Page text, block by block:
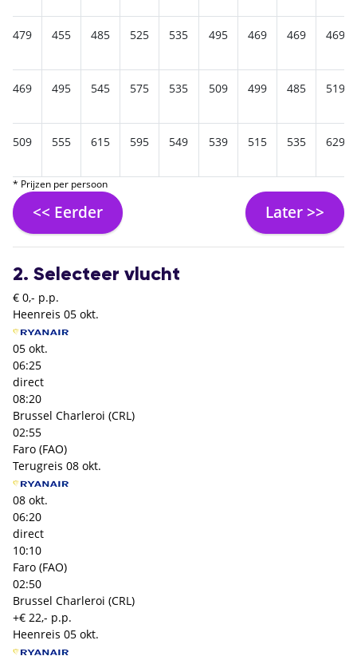
479 455 485 525 535 495 469 469 469
469 495 545 575 535 509 499 485 519
509 555 615 595 549 539 515 535 629
* Prijzen per persoon
<< Eerder Later >>
2. Selecteer vlucht
€ 0,- p.p.
Heenreis 05 okt.
05 okt.
06:25
direct
08:20
Brussel Charleroi (CRL)
02:55
Faro (FAO)
Terugreis 08 okt.
08 okt.
06:20
direct
10:10
Faro (FAO)
02:50
Brussel Charleroi (CRL)
+€ 22,- p.p.
Heenreis 05 okt.